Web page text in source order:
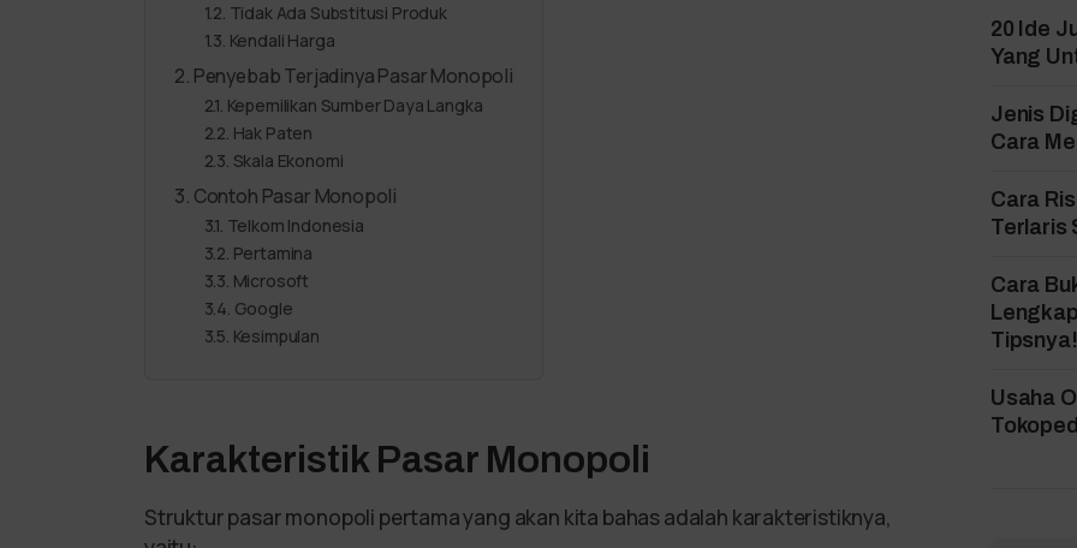
Tidak Ada Substitusi Produk
Kendali Harga
Penyebab Terjadinya Pasar Monopoli
Kepemilikan Sumber Daya Langka
Hak Paten
Skala Ekonomi
Contoh Pasar Monopoli
Telkom Indonesia
Pertamina
Microsoft
Google
Kesimpulan
Karakteristik Pasar Monopoli
Struktur pasar monopoli pertama yang akan kita bahas adalah karakteristiknya,
20 Ide
Yang
Jenis
Cara
Cara
Terlaris
Cara
Tipsnya!
Usaha